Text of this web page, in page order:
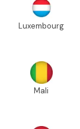
Luxembourg
Mali